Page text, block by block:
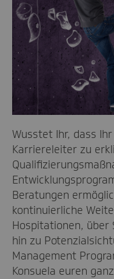
Wusstet Ihr, dass
Karriereleiter zu
Beratungen
kontinuierliche
Hospitationen, über
hin zu
Management
Konsuela euren